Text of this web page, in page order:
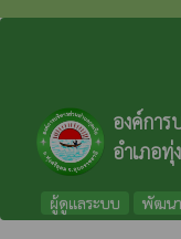
องค์การ
อำเภอทุ่
ผู้ดูแลระบบ พัฒน